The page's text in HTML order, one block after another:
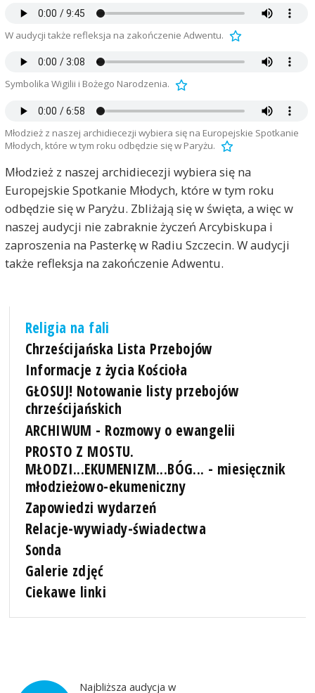
W audycji także refleksja na zakończenie Adwentu.
Symbolika Wigilii i Bożego Narodzenia.
Młodzież z naszej archidiecezji wybiera się na Europejskie Spotkanie
Młodych, które w tym roku odbędzie się w Paryżu.
Młodzież z naszej archidiecezji wybiera się na
Europejskie Spotkanie Młodych, które w tym roku
odbędzie się w Paryżu. Zbliżają się w święta, a więc w
naszej audycji nie zabraknie życzeń Arcybiskupa i
zaproszenia na Pasterkę w Radiu Szczecin. W audycji
także refleksja na zakończenie Adwentu.
Religia na fali
Chrześcijańska Lista Przebojów
Informacje z życia Kościoła
GŁOSUJ! Notowanie listy przebojów
chrześcijańskich
ARCHIWUM - Rozmowy o ewangelii
PROSTO Z MOSTU.
MŁODZI...EKUMENIZM...BÓG... - miesięcznik
młodzieżowo-ekumeniczny
Zapowiedzi wydarzeń
Relacje-wywiady-świadectwa
Sonda
Galerie zdjęć
Ciekawe linki
Najbliższa audycja w